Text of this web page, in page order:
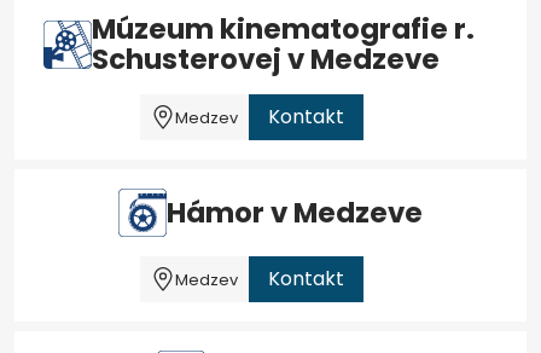
Múzeum kinematografie r.
Schusterovej v Medzeve
Medzev Kontakt
Hámor v Medzeve
Medzev Kontakt